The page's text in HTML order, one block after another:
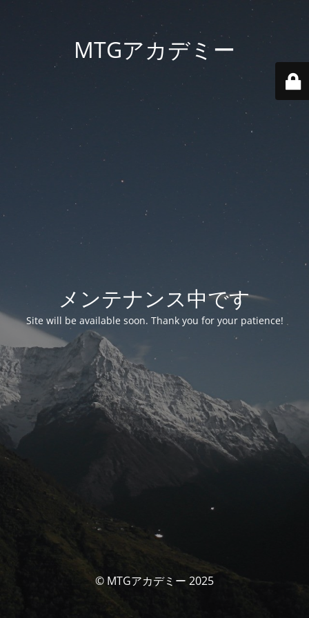
MTGアカデミー
メンテナンス中です
Site will be available soon. Thank you for your patience!
© MTGアカデミー 2025